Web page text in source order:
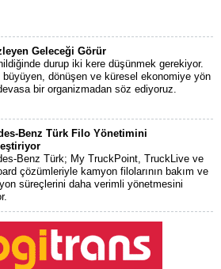
Geleceği Görür
durup iki kere düşünmek gerekiyor.
büyüyen, dönüşen ve küresel ekonomiye yön
bir organizmadan söz ediyoruz.
Benz Türk Filo Yönetimini
Benz Türk; My TruckPoint, TruckLive ve
çözümleriyle kamyon filolarının bakım ve
süreçlerini daha verimli yönetmesini